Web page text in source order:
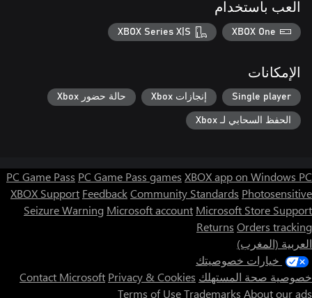
العب باستخدام
XBOX One
XBOX Series X|S
الإمكانات
Single player إنجازات Xbox حالة حضور Xbox
الحفظ السحابي لـ Xbox
PC Game Pass PC Game Pass games XBOX app on Windows PC
XBOX Support FeedbackCommunity Standards Photosensitive
Seizure Warning Microsoft account Microsoft Store Support
Returns Orders tracking
العربية (المغرب)
خيارات خصوصيتك
خصوصية صحة المستهلك
Contact Microsoft Privacy & Cookies
Terms of UseTrademarks About our ads